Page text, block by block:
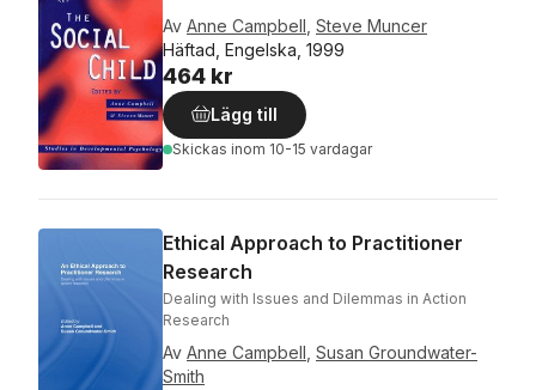
Av Anne Campbell Steve Muncer
Häftad, Engelska, 1999
464 kr
Lägg till
Skickas inom 10-15 vardagar
Ethical Approach to Practitioner
Research
Dealing with Issues and Dilemmas in Action
Research
Av Anne Campbell, Susan Groundwater-
Smith